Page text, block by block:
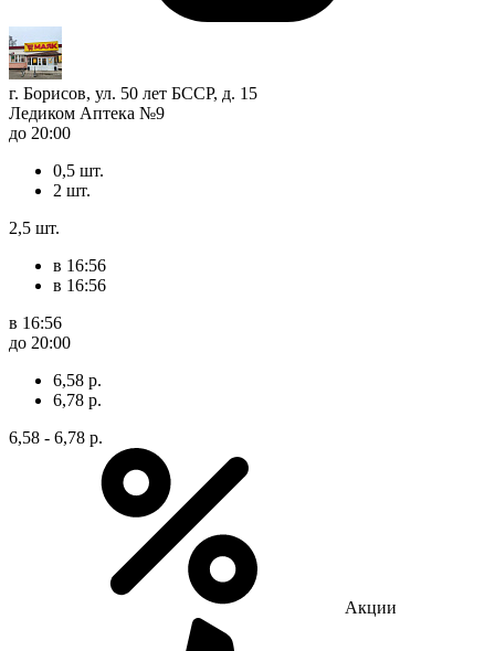
г. Борисов, ул. 50 лет БССР, д. 15
Ледиком Аптека №9
до 20:00
0,5 шт.
2 шт.
2,5 шт.
в 16:56
в 16:56
в 16:56
до 20:00
6,58 р.
6,78 р.
6,58 - 6,78 р.
Акции